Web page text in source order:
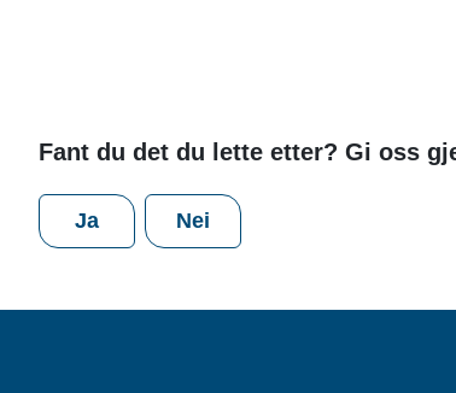
Fant du det du lette etter? Gi oss
Ja Nei